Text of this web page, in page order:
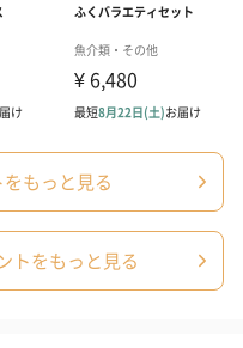
もっと見る
トをもっと見る